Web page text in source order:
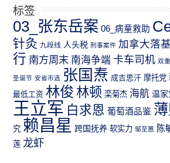
标签
03_张东岳案 06_病童救助
针灸 九段线 人头税 刑事案件 加拿大落
行 南方周末 南海争端 卡车司机 双
圣诞节 安省市选 张国焘 成吉思汗 摩托党
最低工资 林俊 林顿 栾菊杰 海航 温家
王立军 白求恩 葡萄酒品鉴
究 赖昌星 跨国抚养 软实力 邹至蕙 陈
莲 龙虾